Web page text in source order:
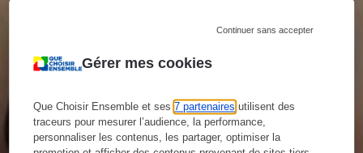
Gérer mes cookies
Que Choisir Ensemble et ses7 partenaires utilisent des
traceurs pour mesurer l’audience, la performance,
personnaliser les contenus, les partager, optimiser la
Continuer sans accepter